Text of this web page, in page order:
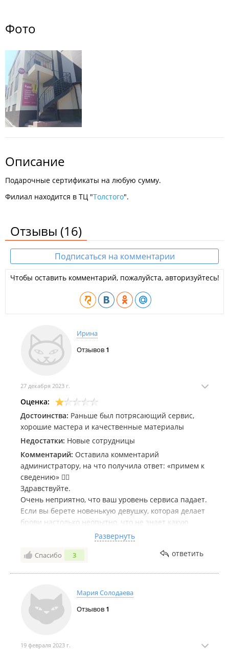
Фото
Описание
Подарочные сертификаты на любую сумму.
Филиал находится в ТЦ "Толстого".
Отзывы (16)
Подписаться на комментарии
Чтобы оставить комментарий, пожалуйста, авторизуйтесь!
Ирина
Отзывов 1
27 декабря 2023 г.
Оценка:
Достоинства: Раньше был потрясающий сервис,
хорошие мастера и качественные материалы
Недостатки: Новые сотрудницы
Комментарий: Оставила комментарий
администратору, на что получила ответ: «примем к
сведению» 👍🏻
Здравствуйте.
Очень неприятно, что ваш уровень сервиса падает.
Если вы берете новенькую девушку, которая делает
брови настолько неопытно, что не знает какую
краску смешать и спрашивает об этом у клиента,
для того чтобы получить натуральный цвет под
корни волос, то предупреждайте об этом и берите
сделать идеальные брови. Быстро, качественно,
приятно.
Чай мне кстати, тоже не предложили. От услуги
вынужденна отказаться, так как терпения не
Новым годом. Я пять лет к вам хожу. И такое
Развернуть
Спасибо 3 ответить
Мария Солодаева
Отзывов 1
19 февраля 2023 г.